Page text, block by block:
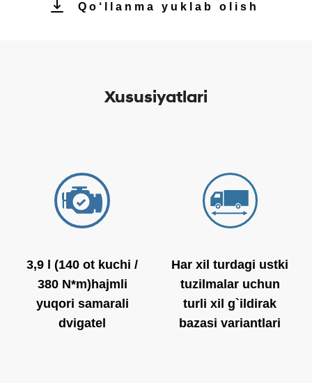
Qo‘llanma yuklab olish
Xususiyatlari
3,9 l (140 ot kuchi /
380 N*m)hajmli
yuqori samarali
dvigatel
Har xil turdagi ustki
tuzilmalar uchun
turli xil g`ildirak
bazasi variantlari